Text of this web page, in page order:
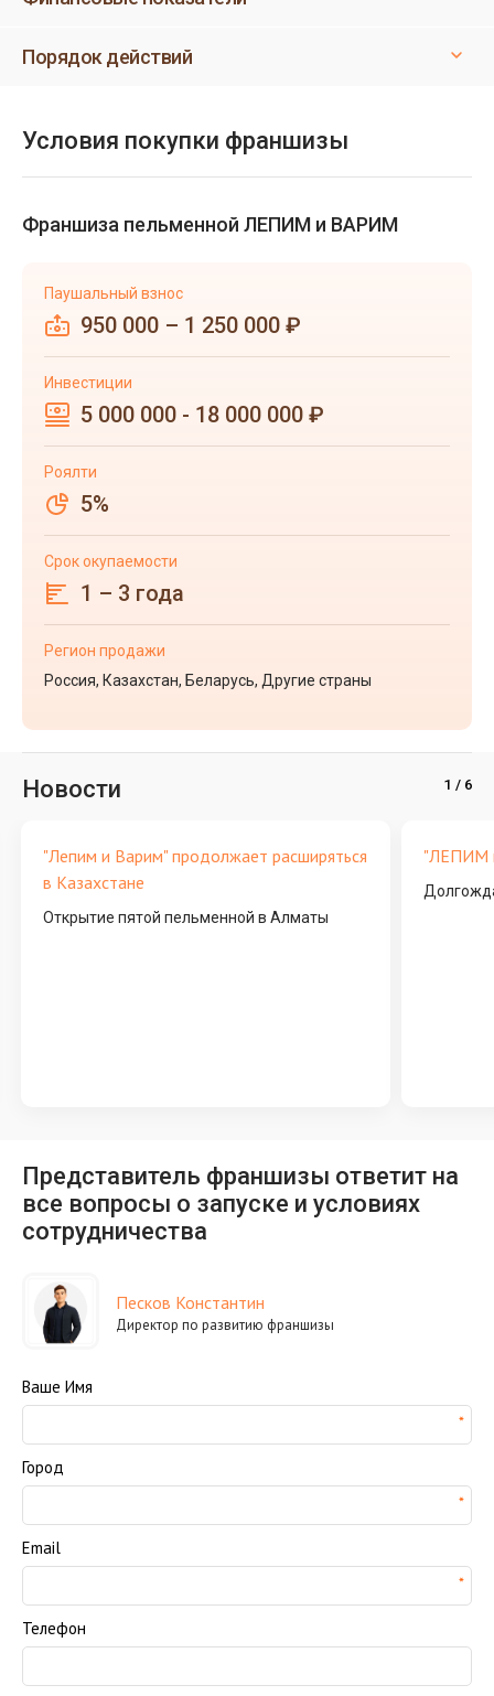
Порядок действий
Условия покупки франшизы
Франшиза пельменной ЛЕПИМ и ВАРИМ
Паушальный взнос
950 000 – 1 250 000 ₽
Инвестиции
5 000 000 - 18 000 000 ₽
Роялти
5%
Срок окупаемости
1 – 3 года
Регион продажи
Россия, Казахстан, Беларусь, Другие страны
Новости
"Лепим и Варим" продолжает расширяться
в Казахстане
Открытие пятой пельменной в Алматы
"ЛЕПИМ
Представитель франшизы ответит на
все вопросы о запуске и условиях
сотрудничества
Песков Константин
Директор по развитию франшизы
Ваше Имя
Город
Email
Телефон